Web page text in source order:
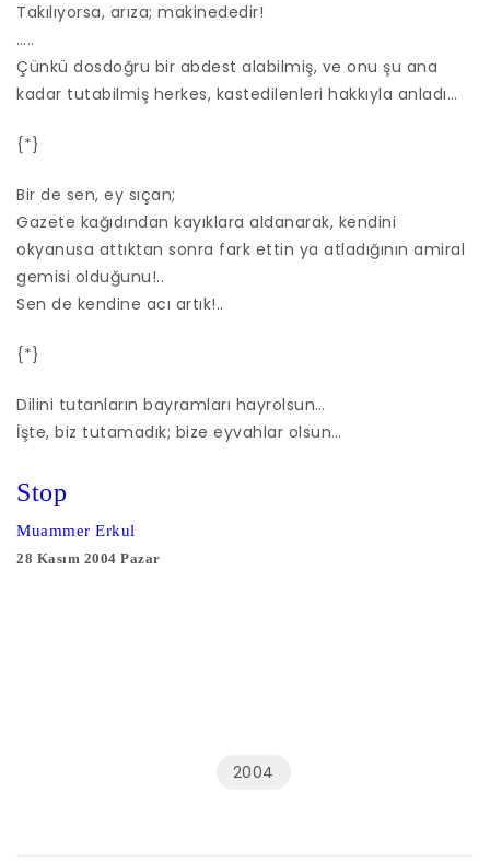
Takılıyorsa, arıza; makinededir!
…..
Çünkü dosdoğru bir abdest alabilmiş, ve onu şu ana
kadar tutabilmiş herkes, kastedilenleri hakkıyla anladı…
{*}
Bir de sen, ey sıçan;
Gazete kağıdından kayıklara aldanarak, kendini
okyanusa attıktan sonra fark ettin ya atladığının amiral
gemisi olduğunu!..
Sen de kendine acı artık!..
{*}
Dilini tutanların bayramları hayrolsun…
İşte, biz tutamadık; bize eyvahlar olsun…
Stop
Muammer Erkul
28 Kasım 2004 Pazar
2004